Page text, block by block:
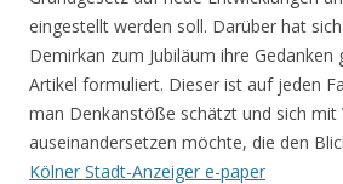
eingestellt werden soll. Darüber hat
Demirkan zum Jubiläum ihre
Artikel formuliert. Dieser ist auf jeden
man Denkanstöße schätzt und sich mit
auseinandersetzen möchte, die den
Kölner Stadt-Anzeiger e-paper